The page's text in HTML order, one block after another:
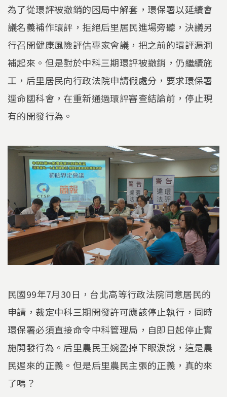
為了從環評被撤銷的困局中解套，環保署以延續會
議名義補作環評，拒絕后里居民進場旁聽，決議另
行召開健康風險評估專家會議，把之前的環評漏洞
補起來。但是對於中科三期環評被撤銷，仍繼續施
工，后里居民向行政法院申請假處分，要求環保署
逕命國科會，在重新通過環評審查結論前，停止現
有的開發行為。
民國99年7月30日，台北高等行政法院同意居民的
申請，裁定中科三期開發許可應該停止執行，同時
環保署必須直接命令中科管理局，自即日起停止實
施開發行為。后里農民王婉盈掉下眼淚說，這是農
民遲來的正義。但是后里農民主張的正義，真的來
了嗎？